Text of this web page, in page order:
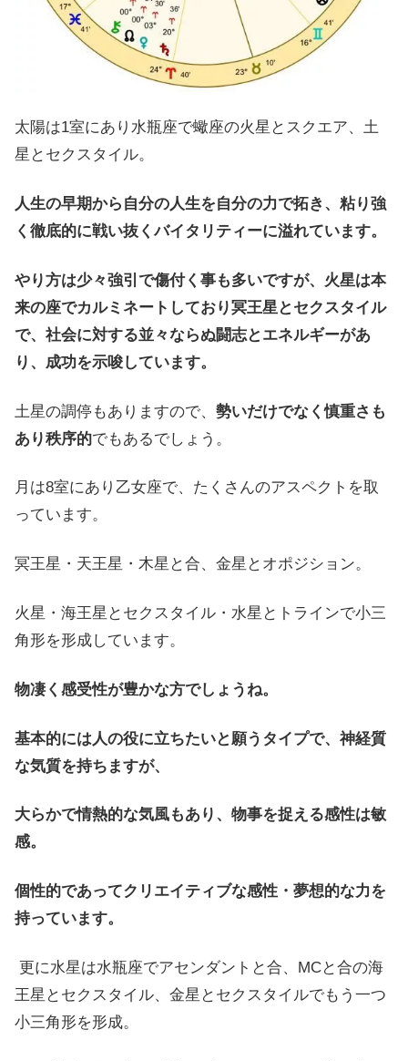
太陽は1室にあり水瓶座で蠍座の火星とスクエア、土
星とセクスタイル。
人生の早期から自分の人生を自分の力で拓き、粘り強
く徹底的に戦い抜くバイタリティーに溢れています。
やり方は少々強引で傷付く事も多いですが、火星は本
来の座でカルミネートしており冥王星とセクスタイル
で、社会に対する並々ならぬ闘志とエネルギーがあ
り、成功を示唆しています。
土星の調停もありますので、 勢いだけでなく慎重さも
あり秩序的でもあるでしょう。
月は8室にあり乙女座で、たくさんのアスペクトを取
っています。
冥王星・天王星・木星と合、金星とオポジション。
火星・海王星とセクスタイル・水星とトラインで小三
角形を形成しています。
物凄く感受性が豊かな方でしょうね。
基本的には人の役に立ちたいと願うタイプで、神経質
な気質を持ちますが、
大らかで情熱的な気風もあり、物事を捉える感性は敏
感。
個性的であってクリエイティブな感性・夢想的な力を
持っています。
更に水星は水瓶座でアセンダントと合、MCと合の海
王星とセクスタイル、金星とセクスタイルでもう一つ
小三角形を形成。